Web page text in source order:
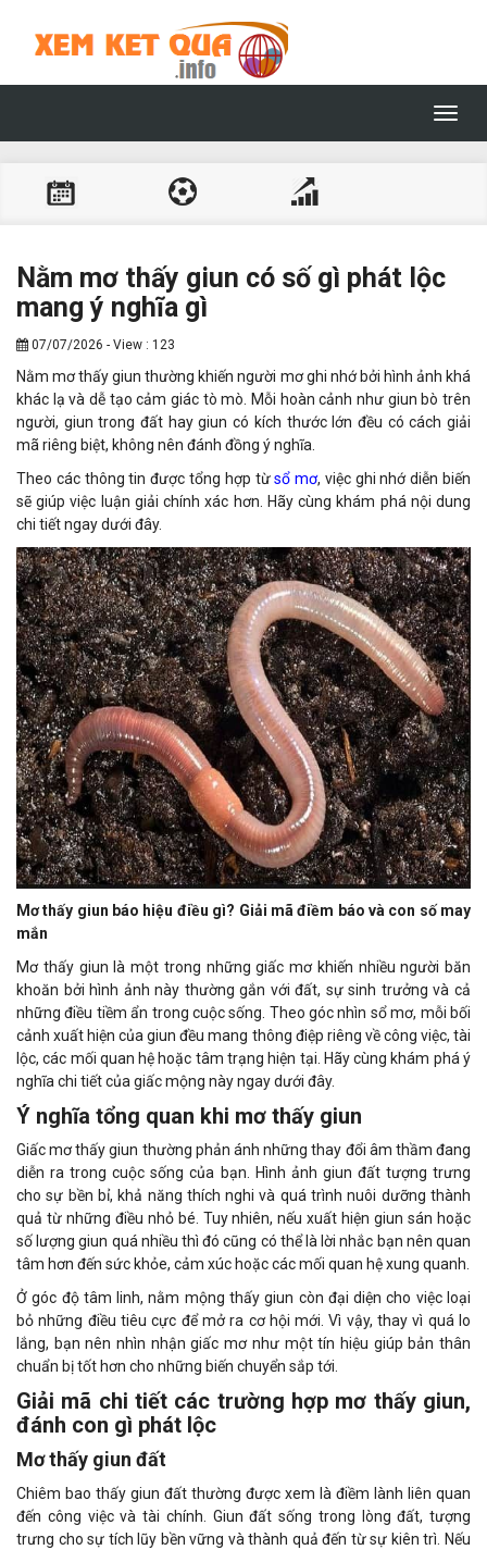
Nằm mơ thấy giun có số gì phát lộc
mang ý nghĩa gì
07/07/2026 - View : 123
Nằm mơ thấy giun thường khiến người mơ ghi nhớ bởi hình ảnh khá
khác lạ và dễ tạo cảm giác tò mò. Mỗi hoàn cảnh như giun bò trên
người, giun trong đất hay giun có kích thước lớn đều có cách giải
mã riêng biệt, không nên đánh đồng ý nghĩa.
Theo các thông tin được tổng hợp từsổ mơ, việc ghi nhớ diễn biến
sẽ giúp việc luận giải chính xác hơn. Hãy cùng khám phá nội dung
chi tiết ngay dưới đây.
Mơ thấy giun báo hiệu điều gì? Giải mã điềm báo và con số may
mắn
Mơ thấy giun là một trong những giấc mơ khiến nhiều người băn
khoăn bởi hình ảnh này thường gắn với đất, sự sinh trưởng và cả
những điều tiềm ẩn trong cuộc sống. Theo góc nhìn sổ mơ, mỗi bối
cảnh xuất hiện của giun đều mang thông điệp riêng về công việc, tài
lộc, các mối quan hệ hoặc tâm trạng hiện tại. Hãy cùng khám phá ý
nghĩa chi tiết của giấc mộng này ngay dưới đây.
Ý nghĩa tổng quan khi mơ thấy giun
Giấc mơ thấy giun thường phản ánh những thay đổi âm thầm đang
diễn ra trong cuộc sống của bạn. Hình ảnh giun đất tượng trưng
cho sự bền bỉ, khả năng thích nghi và quá trình nuôi dưỡng thành
quả từ những điều nhỏ bé. Tuy nhiên, nếu xuất hiện giun sán hoặc
số lượng giun quá nhiều thì đó cũng có thể là lời nhắc bạn nên quan
tâm hơn đến sức khỏe, cảm xúc hoặc các mối quan hệ xung quanh.
Ở góc độ tâm linh, nằm mộng thấy giun còn đại diện cho việc loại
bỏ những điều tiêu cực để mở ra cơ hội mới. Vì vậy, thay vì quá lo
lắng, bạn nên nhìn nhận giấc mơ như một tín hiệu giúp bản thân
chuẩn bị tốt hơn cho những biến chuyển sắp tới.
Giải mã chi tiết các trường hợp mơ thấy giun,
đánh con gì phát lộc
Mơ thấy giun đất
Chiêm bao thấy giun đất thường được xem là điềm lành liên quan
đến công việc và tài chính. Giun đất sống trong lòng đất, tượng
trưng cho sự tích lũy bền vững và thành quả đến từ sự kiên trì. Nếu